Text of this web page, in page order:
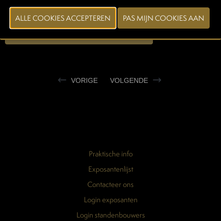
garantie voor kwaliteit en voedselveiligheid.
CONTACTEER EXPOSANT
VORIGE VOLGENDE
Praktische info
Exposantenlijst
Contacteer ons
Login exposanten
Login standenbouwers